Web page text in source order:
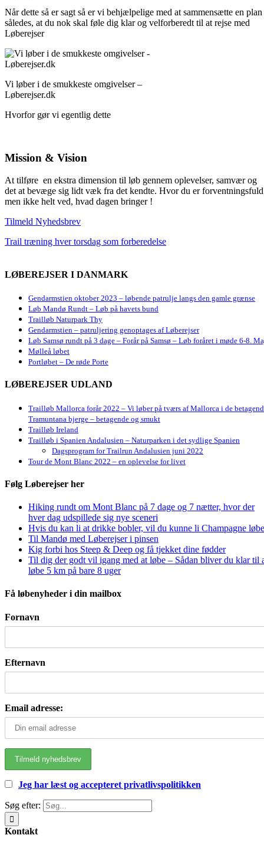
Når dette så er sagt så er vi behjælpelige med at sammensætte en plan
således, at du nok skal føle dig klar og velforberedt til at rejse med
Løberejser
Vi løber i de smukkeste omgivelser –
Løberejser.dk
Hvorfor gør vi egentlig dette
Mission & Vision
At tilføre en ekstra dimension til løb gennem oplevelser, samvær og
det at bevæge sig lidt væk fra det kendte. Hvor du er
men ikke helt ved, hvad dagen bringer !
Tilmeld Nyhedsbrev
Trail træning hver torsdag som forberedelse
LØBEREJSER I DANMARK
Gendarmstien oktober 2023 – løbende patrulje langs den gamle grænse
Løb Mandø Rundt – Løb på havets bund
Trailløb Naturpark Thy
Gendarmstien – patruljering genoptages af Løberejser
Løb Samsø rundt på 3 dage – Forår på Samsø – Løb foråret i møde 6-8.
Mølleå løbet
Portløbet – De røde Porte
LØBEREJSER UDLAND
Trailløb Mallorca forår 2022 – Vi løber på tværs af Mallorca i de
Tramuntana bjerge – betagende og smukt
Trailløb Ireland
Trailløb i Spanien Andalusien – Naturparken i det sydlige Spanien
Dagsprogram for Trailrun Andalusien juni 2022
Tour de Mont Blanc 2022 – en oplevelse for livet
Følg Løberejser her
Hiking rundt om Mont Blanc på 7 dage og 7 nætter, hvor der
hver dag udspillede sig nye sceneri
Hvis du kan li at drikke bobler, vil du kunne li Champagne
Til Mandø med Løberejser i pinsen
Kig forbi hos Steep & Deep og få tjekket dine fødder
Til dig der godt vil igang med at løbe – Sådan bliver du klar til
løbe 5 km på bare 8 uger
Få løbenyheder i din mailbox
Fornavn
Efternavn
Email adresse:
Jeg har læst og accepteret privatlivspolitikken
Søg efter:
Kontakt